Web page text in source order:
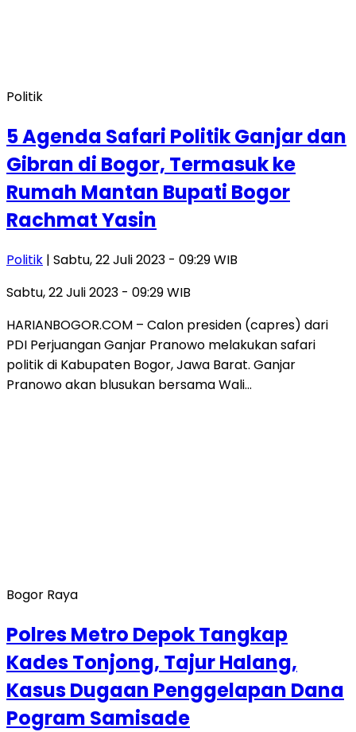
Politik
5 Agenda Safari Politik Ganjar dan
Gibran di Bogor, Termasuk ke
Rumah Mantan Bupati Bogor
Rachmat Yasin
Politik | Sabtu, 22 Juli 2023 - 09:29 WIB
Sabtu, 22 Juli 2023 - 09:29 WIB
HARIANBOGOR.COM – Calon presiden (capres) dari
PDI Perjuangan Ganjar Pranowo melakukan safari
politik di Kabupaten Bogor, Jawa Barat. Ganjar
Pranowo akan blusukan bersama Wali…
Bogor Raya
Polres Metro Depok Tangkap
Kades Tonjong, Tajur Halang,
Kasus Dugaan Penggelapan Dana
Pogram Samisade